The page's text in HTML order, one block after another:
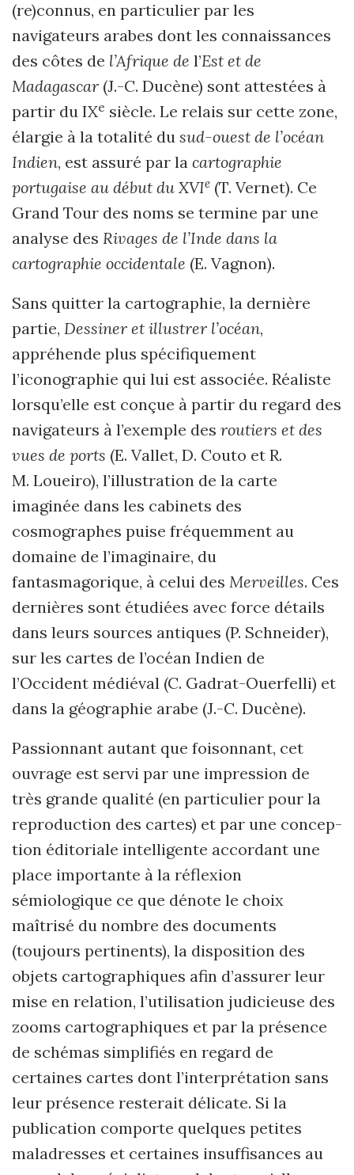
(re)connus, en particulier par les
navigateurs arabes dont les connaissances
des côtes de l’Afrique de l’Est et de
Madagascar (J.-C. Ducène) sont attestées à
partir du IXe siècle. Le relais sur cette zone,
élargie à la totalité du sud-ouest de l’océan
Indien, est assuré par la cartographie
portugaise au début du XVIe (T. Vernet). Ce
Grand Tour des noms se termine par une
analyse des Rivages de l’Inde dans la
cartographie occidentale (E. Vagnon).
Sans quitter la cartographie, la dernière
partie, Dessiner et illustrer l’océan,
appréhende plus spécifiquement
l’iconographie qui lui est associée. Réaliste
lors­qu’elle est conçue à partir du regard des
navigateurs à l’exemple des routiers et des
vues de ports (E. Vallet, D. Couto et R.
M. Loueiro), l’illustration de la carte
imaginée dans les cabinets des
cosmographes puise fréquemment au
domaine de l’imaginaire, du
fantasmagorique, à celui des Merveilles. Ces
dernières sont étudiées avec force détails
dans leurs sources antiques (P. Schneider),
sur les cartes de l’océan Indien de
l’Occident médiéval (C. Gadrat-Ouerfelli) et
dans la géographie arabe (J.-C. Ducène).
Passionnant autant que foisonnant, cet
ouvrage est servi par une impression de
très grande qualité (en particulier pour la
reproduction des cartes) et par une concep­
tion éditoriale intelligente accordant une
place importante à la réflexion
sémiologique ce que dénote le choix
maîtrisé du nombre des documents
(toujours pertinents), la disposition des
objets cartographiques afin d’assurer leur
mise en relation, l’utilisation judicieuse des
zooms cartographiques et par la présence
de schémas simplifiés en regard de
certaines cartes dont l’interprétation sans
leur présence resterait délicate. Si la
publication comporte quelques petites
maladresses et certaines insuffisances au